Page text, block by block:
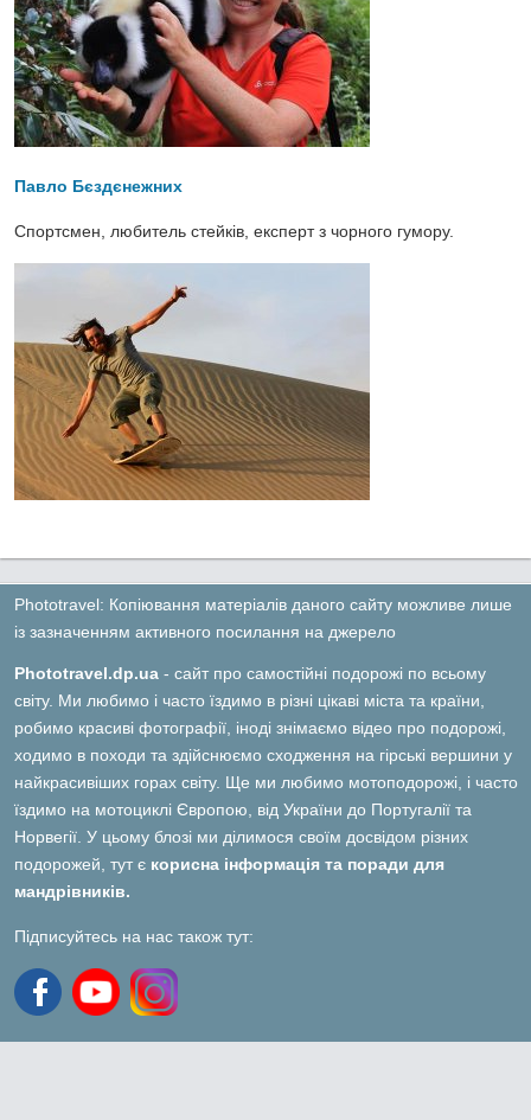
Павло Бєздєнежних
Спортсмен, любитель стейків, експерт з чорного гумору.
Phototravel: Копіювання матеріалів даного сайту можливе лише
із зазначенням активного посилання на джерело
Phototravel.dp.ua - сайт про самостійні подорожі по всьому
світу. Ми любимо і часто їздимо в різні цікаві міста та країни,
робимо красиві фотографії, іноді знімаємо відео про подорожі,
ходимо в походи та здійснюємо сходження на гірські вершини у
найкрасивіших горах світу. Ще ми любимо мотоподорожі, і часто
їздимо на мотоциклі Європою, від України до Португалії та
Норвегії. У цьому блозі ми ділимося своїм досвідом різних
подорожей, тут є корисна інформація та поради для
мандрівників.
Підписуйтесь на нас також тут: